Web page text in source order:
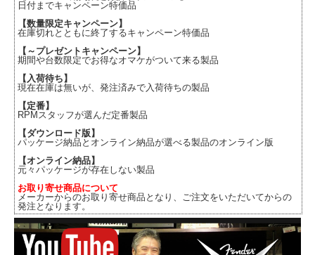
日付までキャンペーン特価品
【数量限定キャンペーン】
在庫切れとともに終了するキャンペーン特価品
【～プレゼントキャンペーン】
期間や台数限定でお得なオマケがついて来る製品
【入荷待ち】
現在在庫は無いが、発注済みで入荷待ちの製品
【定番】
RPMスタッフが選んだ定番製品
【ダウンロード版】
パッケージ納品とオンライン納品が選べる製品のオンライン版
【オンライン納品】
元々パッケージが存在しない製品
お取り寄せ商品について
メーカーからのお取り寄せ商品となり、ご注文をいただいてからの
発注となります。